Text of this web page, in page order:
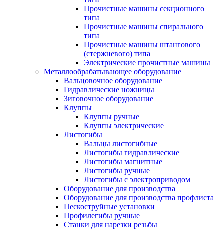
Прочистные машины секционного
типа
Прочистные машины спирального
типа
Прочистные машины штангового
(стержневого) типа
Электрические прочистные машины
Металлообрабатывающее оборудование
Вальцовочное оборудование
Гидравлические ножницы
Зиговочное оборудование
Клуппы
Клуппы ручные
Клуппы электрические
Листогибы
Вальцы листогибные
Листогибы гидравлические
Листогибы магнитные
Листогибы ручные
Листогибы с электроприводом
Оборудование для производства
Оборудование для производства профлиста
Пескоструйные установки
Профилегибы ручные
Станки для нарезки резьбы